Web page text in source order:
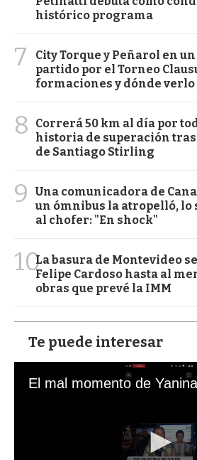
histórico programa
7
City Torque y Peñarol en
partido por el Torneo
formaciones y dónde verlo
8
Correrá 50 km al día por
historia de superación
de Santiago Stirling
9
Una comunicadora de
un ómnibus la atropelló,
al chofer: "En shock"
10La basura de Montevideo
Felipe Cardoso hasta al
obras que prevé la IMM
Te puede interesar